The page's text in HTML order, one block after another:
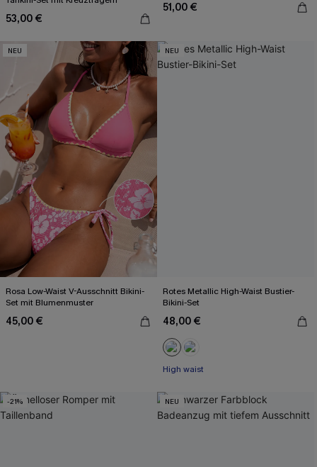
53,00 €
51,00 €
NEU
Rosa Low-Waist V-Ausschnitt Bikini-
Set mit Blumenmuster
45,00 €
NEU
Rotes Metallic High-Waist Bustier-
Bikini-Set
48,00 €
High waist
-21% NEU